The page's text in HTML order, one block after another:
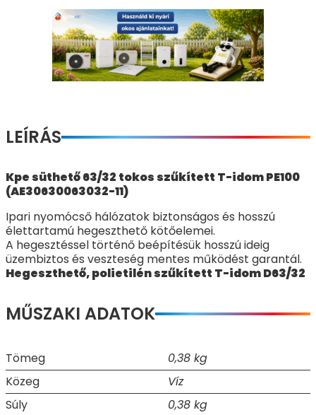
LEÍRÁS
Kpe süthető 63/32 tokos szűkített T-idom PE100
(AE30630063032-11)
Ipari nyomócső hálózatok biztonságos és hosszú
élettartamú hegeszthető kötőelemei.
A hegesztéssel történő beépítésük hosszú ideig
üzembiztos és veszteség mentes működést garantál.
Hegeszthető, polietilén szűkített T-idom D63/32
MŰSZAKI ADATOK
Tömeg
0,38 kg
Közeg
Víz
Súly
0,38 kg